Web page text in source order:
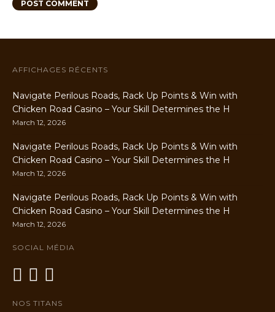
AFFICHAGES RÉCENTS
Navigate Perilous Roads, Rack Up Points & Win with
Chicken Road Casino – Your Skill Determines the H
March 12, 2026
Navigate Perilous Roads, Rack Up Points & Win with
Chicken Road Casino – Your Skill Determines the H
March 12, 2026
Navigate Perilous Roads, Rack Up Points & Win with
Chicken Road Casino – Your Skill Determines the H
March 12, 2026
SOCIAL MÉDIA
NOS TITANS